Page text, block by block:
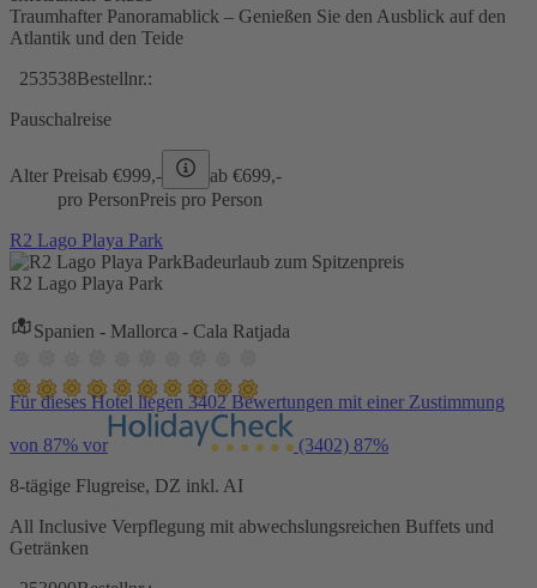
Traumhafter Panoramablick – Genießen Sie den Ausblick auf den
Atlantik und den Teide
253538Bestellnr.:
Pauschalreise
Alter Preisab €999,- ab €699,-
pro PersonPreis pro Person
R2 Lago Playa Park
Badeurlaub zum Spitzenpreis
R2 Lago Playa Park
Spanien - Mallorca - Cala Ratjada
Für dieses Hotel liegen 3402 Bewertungen mit einer Zustimmung
von 87% vor (3402) 87%
8-tägige Flugreise, DZ inkl. AI
All Inclusive Verpflegung mit abwechslungsreichen Buffets und
Getränken